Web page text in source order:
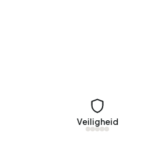
Momenteel zijn er
Geen recente
Energie
In Bedrijventerrein
voorkomende labels
Veiligheid